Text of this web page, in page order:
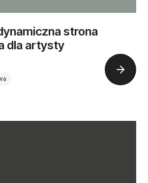
strona
dla artysty